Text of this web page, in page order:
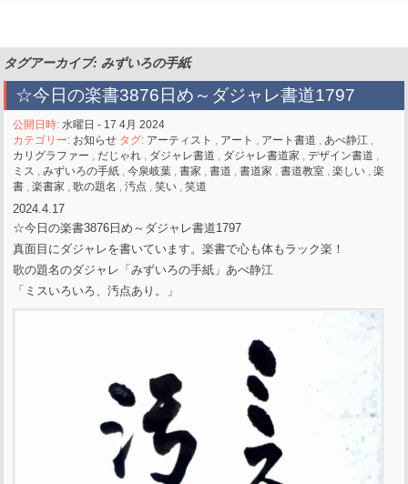
タグアーカイブ: みずいろの手紙
☆今日の楽書3876日め～ダジャレ書道1797
公開日時:水曜日 - 17 4月 2024
カテゴリー: お知らせ タグ: アーティスト アート アート書道 あべ静江
カリグラファー
だじゃれ ダジャレ書道 ダジャレ書道家 ,デザイン書道
ミス
,みずいろの手紙 ,今泉岐葉 ,書家 ,書道 ,書道家 ,書道教室 ,楽しい ,楽
書 ,楽書家 ,歌の題名 ,汚点 ,笑い ,笑道
2024.4.17
☆今日の楽書3876日め～ダジャレ書道1797
真面目にダジャレを書いています。楽書で心も体もラック楽！
歌の題名のダジャレ「みずいろの手紙」あべ静江
「ミスいろいろ、汚点あり。」